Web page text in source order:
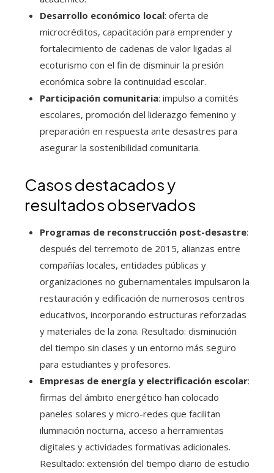
Desarrollo económico local: oferta de
microcréditos, capacitación para emprender y
fortalecimiento de cadenas de valor ligadas al
ecoturismo con el fin de disminuir la presión
económica sobre la continuidad escolar.
Participación comunitaria: impulso a comités
escolares, promoción del liderazgo femenino y
preparación en respuesta ante desastres para
asegurar la sostenibilidad comunitaria.
Casos destacados y
resultados observados
Programas de reconstrucción post-desastre:
después del terremoto de 2015, alianzas entre
compañías locales, entidades públicas y
organizaciones no gubernamentales impulsaron la
restauración y edificación de numerosos centros
educativos, incorporando estructuras reforzadas
y materiales de la zona. Resultado: disminución
del tiempo sin clases y un entorno más seguro
para estudiantes y profesores.
Empresas de energía y electrificación escolar:
firmas del ámbito energético han colocado
paneles solares y micro-redes que facilitan
iluminación nocturna, acceso a herramientas
digitales y actividades formativas adicionales.
Resultado: extensión del tiempo diario de estudio